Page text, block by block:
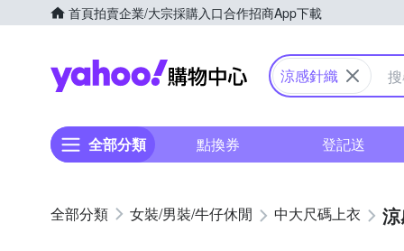
首頁拍賣企業/大宗採購入口合作招商App下載
Yahoo購物中心
涼感針織
全部分類 點換券 登記送
女裝/男裝/牛仔休閒 中大尺碼上衣